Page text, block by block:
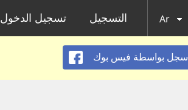
تسجيل الدخول التسجيل Ar
سجل بواسطة فيس بوك